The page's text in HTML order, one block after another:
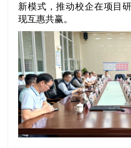
新模式，推动校企在项目
现互惠共赢。